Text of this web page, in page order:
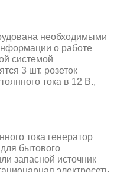
необходимыми
о работе
системой
3 шт. розеток
тока в 12 В.,
тока генератор
бытового
запасной источник